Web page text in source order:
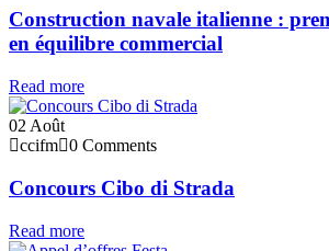
Construction navale italienne :
en équilibre commercial
Read more
02 Août
ccifm 0 Comments
Concours Cibo di Strada
Read more